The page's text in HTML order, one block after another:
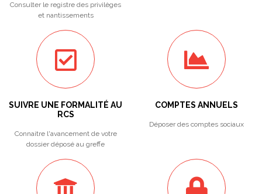
Consulter le registre des privilèges
et nantissements
SUIVRE UNE FORMALITÉ AU
RCS
Connaitre l'avancement de votre
dossier déposé au greffe
COMPTES ANNUELS
Déposer des comptes sociaux